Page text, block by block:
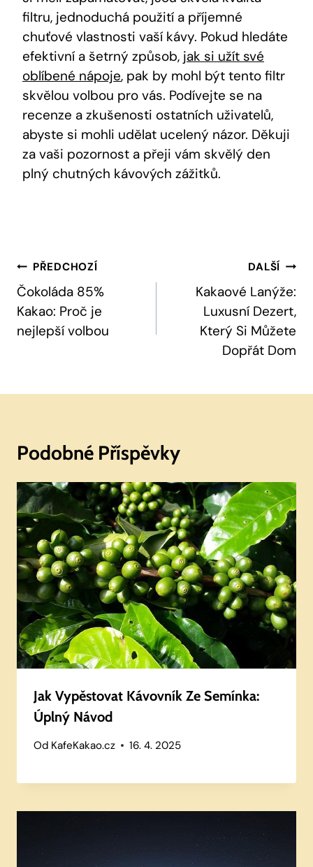
filtru, jednoduchá použití a příjemné
chuťové vlastnosti vaší kávy. Pokud hledáte
efektivní a šetrný způsob, jak si užít své
oblíbené nápoje, pak by mohl být tento filtr
skvělou volbou pro vás. Podívejte se na
recenze a zkušenosti ostatních uživatelů,
abyste si mohli udělat ucelený názor. Děkuji
za vaši pozornost a přeji vám skvělý den
plný chutných kávových zážitků.
Navigace
Pro
Příspěvek
PŘEDCHOZÍ
Čokoláda 85%
Kakao: Proč je
nejlepší volbou
DALŠÍ
Kakaové Lanýže:
Luxusní Dezert,
Který Si Můžete
Dopřát Dom
Podobné Příspěvky
Jak Vypěstovat Kávovník Ze Semínka:
Úplný Návod
Od KafeKakao.cz 16. 4. 2025